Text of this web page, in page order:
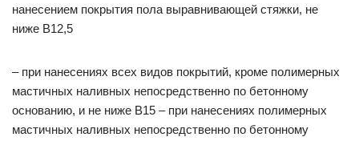
нанесением покрытия пола выравнивающей стяжки, не
ниже В12,5
– при нанесениях всех видов покрытий, кроме полимерных
мастичных наливных непосредственно по бетонному
основанию, и не ниже В15 – при нанесениях полимерных
мастичных наливных непосредственно по бетонному